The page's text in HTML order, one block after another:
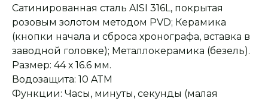
Сатинированная сталь AISI 316L, покрытая
розовым золотом методом PVD; Керамика
(кнопки начала и сброса хронографа, вставка в
заводной головке); Металлокерамика (безель).
Размер: 44 х 16.6 мм.
Водозащита: 10 ATM
Функции: Часы, минуты, секунды (малая